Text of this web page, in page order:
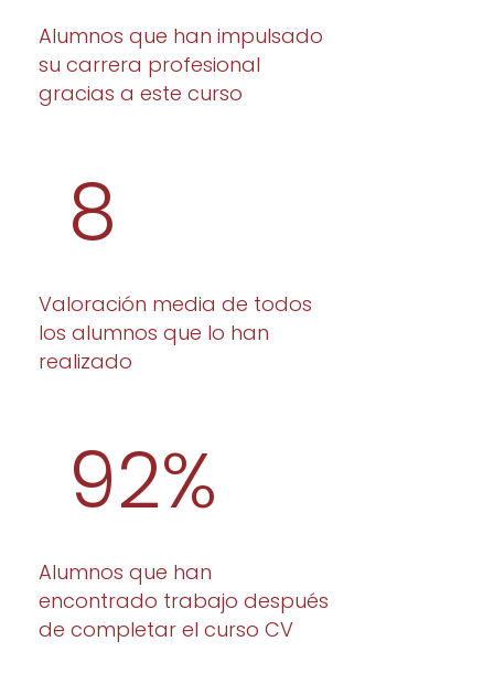
Alumnos que han impulsado
su carrera profesional
gracias a este curso
9
Valoración media de todos
los alumnos que lo han
realizado
92%
Alumnos que han
encontrado trabajo después
de completar el curso CV